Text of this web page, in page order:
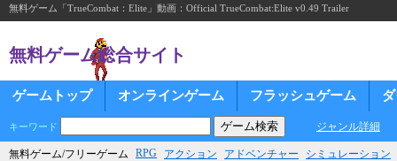
無料ゲーム「TrueCombat：Elite」動画：Official TrueCombat:Elite v0.49 Trailer
無料ゲーム総合サイト
ゲームトップ オンラインゲーム フラッシュゲーム
キーワード ジャンル詳細
無料ゲーム/フリーゲーム RPG アクション アドベンチャー シミュレーション